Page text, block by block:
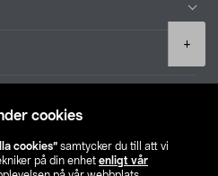
cookies
cookies” samtycker du till att vi
på din enhet enligt vår
+
Hitta butik